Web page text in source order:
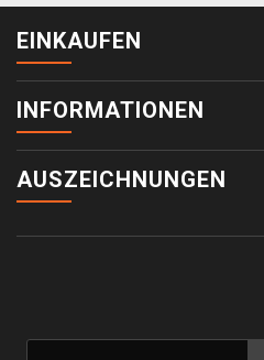
EINKAUFEN
INFORMATIONEN
AUSZEICHNUNGEN